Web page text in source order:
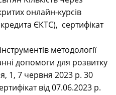
онлайн-курсів
ЄКТС), сертифікат
методології
допомоги для розвитку
1, 7 червня 2023 р. 30
від 07.06.2023 р.